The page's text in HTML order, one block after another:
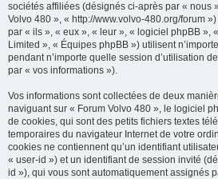
sociétés affiliées (désignés ci-après par « nous
Volvo 480 », « http://www.volvo-480.org/forum
par « ils », « eux », « leur », « logiciel phpBB »,
Limited », « Équipes phpBB ») utilisent
pendant n’importe quelle session d’utilisation
par « vos informations »).
Vos informations sont collectées de deux
naviguant sur « Forum Volvo 480 », le logiciel
de cookies, qui sont des petits fichiers textes
temporaires du navigateur Internet de votre
cookies ne contiennent qu’un identifiant
« user-id ») et un identifiant de session invité
id »), qui vous sont automatiquement assignés